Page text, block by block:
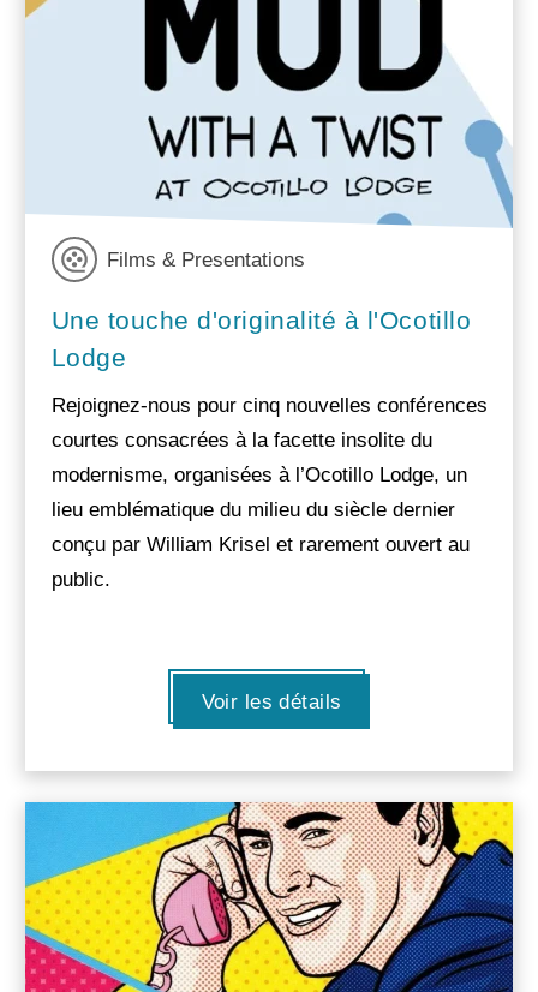
Films & Presentations
Une touche d'originalité à l'Ocotillo
Lodge
Rejoignez-nous pour cinq nouvelles conférences
courtes consacrées à la facette insolite du
modernisme, organisées à l’Ocotillo Lodge, un
lieu emblématique du milieu du siècle dernier
conçu par William Krisel et rarement ouvert au
public.
Voir les détails